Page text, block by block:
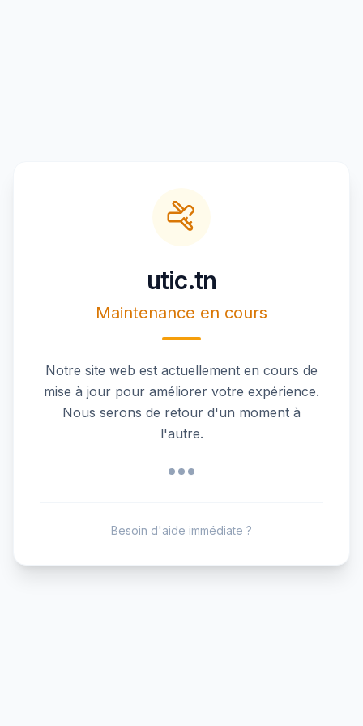
utic.tn
Maintenance en cours
Notre site web est actuellement en cours de
mise à jour pour améliorer votre expérience.
Nous serons de retour d'un moment à
l'autre.
Besoin d'aide immédiate ?